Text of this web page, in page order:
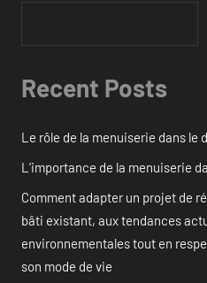
Recent Posts
Le rôle de la menuiserie dans le
L’importance de la menuiserie
Comment adapter un projet de
bâti existant, aux tendances
environnementales tout en
son mode de vie